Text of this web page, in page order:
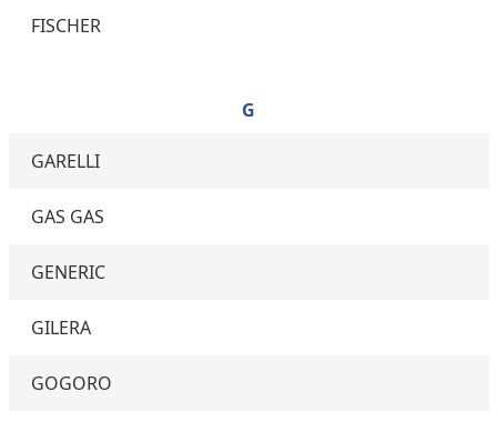
FISCHER
G
GARELLI
GAS GAS
GENERIC
GILERA
GOGORO